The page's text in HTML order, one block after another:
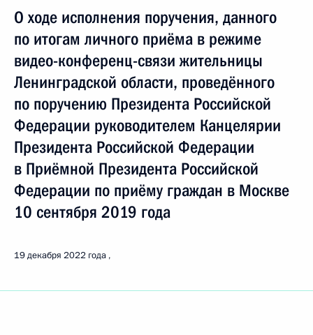
О ходе исполнения поручения, данного
по итогам личного приёма в режиме
видео-конференц-связи жительницы
Ленинградской области, проведённого
по поручению Президента Российской
Федерации руководителем Канцелярии
Президента Российской Федерации
в Приёмной Президента Российской
Федерации по приёму граждан в Москве
10 сентября 2019 года
19 декабря 2022 года